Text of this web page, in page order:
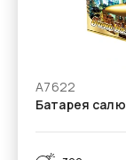
А7622
Батарея